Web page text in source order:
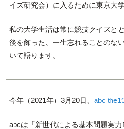
イズ研究会）に入るために東京大
私の大学生活は常に競技クイズと
後を飾った、一生忘れることのな
いて語ります。
今年（2021年）3月20日、 abc
abcは「新世代による基本問題実